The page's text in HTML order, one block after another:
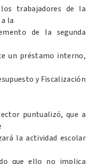
trabajadores de la
la
de la segunda
un préstamo interno,
y Fiscalización
puntualizó, que a
la actividad escolar
que ello no implica